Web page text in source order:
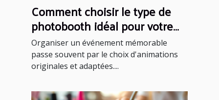
Comment choisir le type de
photobooth idéal pour votre
événement ?
Organiser un événement mémorable
passe souvent par le choix d'animations
originales et adaptées....